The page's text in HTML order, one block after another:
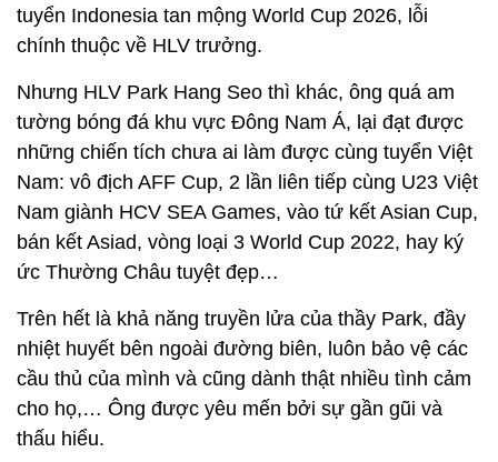
tuyển Indonesia tan mộng World Cup 2026, lỗi
chính thuộc về HLV trưởng.
Nhưng HLV Park Hang Seo thì khác, ông quá am
tường bóng đá khu vực Đông Nam Á, lại đạt được
những chiến tích chưa ai làm được cùng tuyển Việt
Nam: vô địch AFF Cup, 2 lần liên tiếp cùng U23 Việt
Nam giành HCV SEA Games, vào tứ kết Asian Cup,
bán kết Asiad, vòng loại 3 World Cup 2022, hay ký
ức Thường Châu tuyệt đẹp…
Trên hết là khả năng truyền lửa của thầy Park, đầy
nhiệt huyết bên ngoài đường biên, luôn bảo vệ các
cầu thủ của mình và cũng dành thật nhiều tình cảm
cho họ,… Ông được yêu mến bởi sự gần gũi và
thấu hiểu.